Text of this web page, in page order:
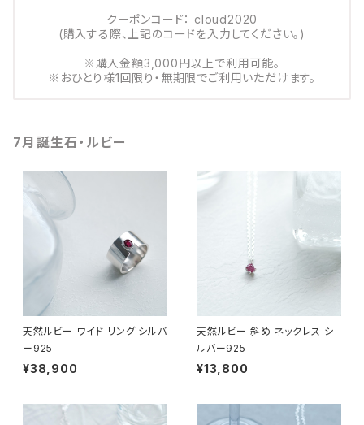
クーポンコード： cloud2020
(購入する際、上記のコードを入力してください。)
※購入金額3,000円以上で利用可能。
※おひとり様1回限り・無期限でご利用いただけます。
7月誕生石・ルビー
天然ルビー ワイド リング シルバ
ー925
¥38,900
天然ルビー 斜め ネックレス シ
ルバー925
¥13,800